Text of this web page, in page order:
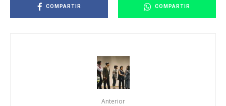
COMPARTIR COMPARTIR
Anterior